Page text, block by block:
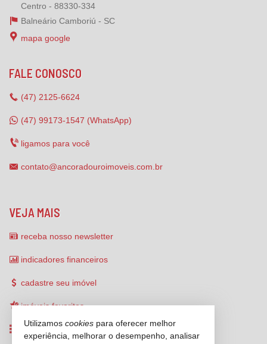
Centro - 88330-334
Balneário Camboriú - SC
mapa google
FALE CONOSCO
(47) 2125-6624
(47) 99173-1547 (WhatsApp)
ligamos para você
contato@ancoradouroimoveis.com.br
VEJA MAIS
receba nosso newsletter
indicadores financeiros
cadastre seu imóvel
imóveis favoritos
mapa de imóveis
Utilizamos cookies para oferecer melhor
experiência, melhorar o desempenho, analisar